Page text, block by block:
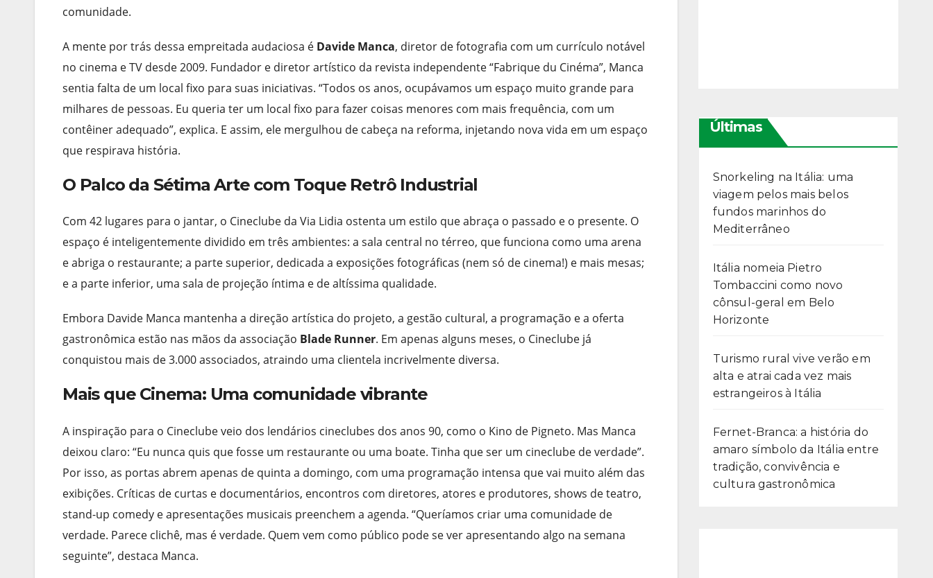
comunidade.
A mente por trás dessa empreitada audaciosa é Davide Manca, diretor de fotografia com um currículo notável
no cinema e TV desde 2009. Fundador e diretor artístico da revista independente “Fabrique du Cinéma”, Manca
sentia falta de um local fixo para suas iniciativas. “Todos os anos, ocupávamos um espaço muito grande para
milhares de pessoas. Eu queria ter um local fixo para fazer coisas menores com mais frequência, com um
contêiner adequado”, explica. E assim, ele mergulhou de cabeça na reforma, injetando nova vida em um espaço
que respirava história.
O Palco da Sétima Arte com Toque Retrô Industrial
Com 42 lugares para o jantar, o Cineclube da Via Lidia ostenta um estilo que abraça o passado e o presente. O
espaço é inteligentemente dividido em três ambientes: a sala central no térreo, que funciona como uma arena
e abriga o restaurante; a parte superior, dedicada a exposições fotográficas (nem só de cinema!) e mais mesas;
e a parte inferior, uma sala de projeção íntima e de altíssima qualidade.
Embora Davide Manca mantenha a direção artística do projeto, a gestão cultural, a programação e a oferta
gastronômica estão nas mãos da associação Blade Runner. Em apenas alguns meses, o Cineclube já
conquistou mais de 3.000 associados, atraindo uma clientela incrivelmente diversa.
Mais que Cinema: Uma comunidade vibrante
A inspiração para o Cineclube veio dos lendários cineclubes dos anos 90, como o Kino de Pigneto. Mas Manca
deixou claro: “Eu nunca quis que fosse um restaurante ou uma boate. Tinha que ser um cineclube de verdade”.
Por isso, as portas abrem apenas de quinta a domingo, com uma programação intensa que vai muito além das
exibições. Críticas de curtas e documentários, encontros com diretores, atores e produtores, shows de teatro,
stand-up comedy e apresentações musicais preenchem a agenda. “Queríamos criar uma comunidade de
verdade. Parece clichê, mas é verdade. Quem vem como público pode se ver apresentando algo na semana
seguinte”, destaca Manca.
Últimas
Snorkeling na Itália: uma
viagem pelos mais belos
fundos marinhos do
Mediterrâneo
Itália nomeia Pietro
Tombaccini como novo
cônsul-geral em Belo
Horizonte
Turismo rural vive verão em
alta e atrai cada vez mais
estrangeiros à Itália
Fernet-Branca: a história do
amaro símbolo da Itália entre
tradição, convivência e
cultura gastronômica